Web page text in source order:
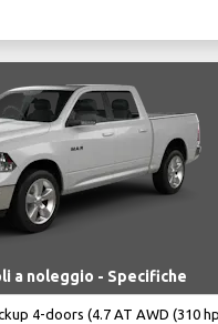
a noleggio - Specifiche